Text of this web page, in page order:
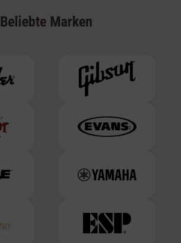
Beliebte Marken